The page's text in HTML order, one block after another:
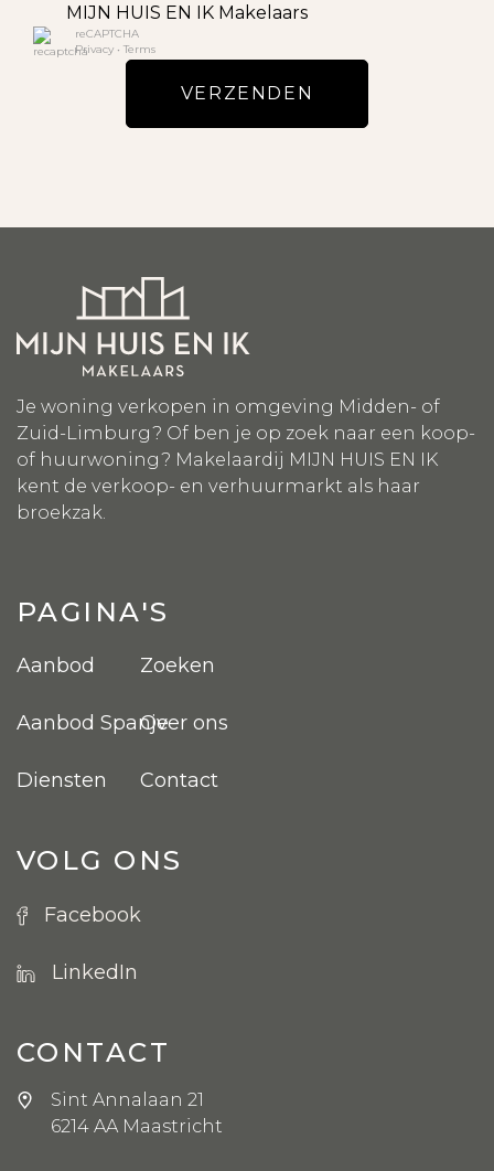
MIJN HUIS EN IK Makelaars
reCAPTCHA
Privacy • Terms
VERZENDEN
Je woning verkopen in omgeving Midden- of
Zuid-Limburg? Of ben je op zoek naar een koop-
of huurwoning? Makelaardij MIJN HUIS EN IK
kent de verkoop- en verhuurmarkt als haar
broekzak.
PAGINA'S
Aanbod
Aanbod Spanje
Diensten
Zoeken
Over ons
Contact
VOLG ONS
Facebook
LinkedIn
CONTACT
Sint Annalaan 21
6214 AA Maastricht